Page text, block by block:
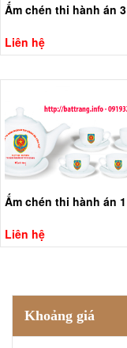
Ấm chén thi hành án 3
Liên hệ
Ấm chén thi hành án 1
Liên hệ
Khoảng giá